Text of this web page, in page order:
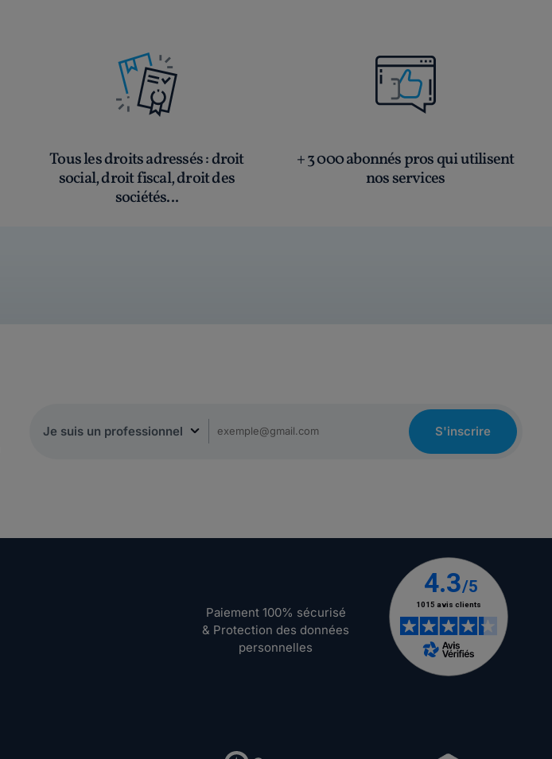
Tous les droits adressés: droit
social, droit fiscal, droit des
sociétés...
+ 3 000 abonnés pros qui utilisent
nos services
S'inscrire
Paiement 100% sécurisé
& Protection des données
personnelles